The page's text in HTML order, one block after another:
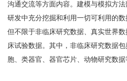
沟通交流等方面内容。建模与模拟方
研发中充分挖掘和利用一切可利用的
但不限于非临床研究数据、真实世界
床试验数据。其中，非临床研究数据
胞、类器官、器官芯片、动物研究数据